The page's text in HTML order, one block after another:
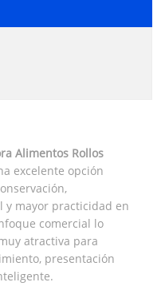
Alimentos Rollos
excelente opción
y mayor practicidad en
comercial lo
atractiva para
presentación